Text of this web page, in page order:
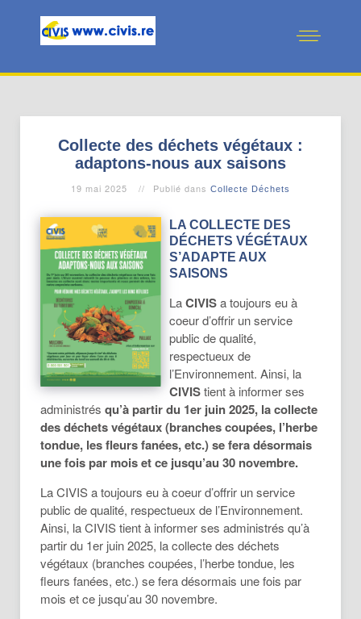
Collecte des déchets végétaux :
adaptons-nous aux saisons
19 mai 2025 Publié dans Collecte Déchets
LA COLLECTE DES
DÉCHETS VÉGÉTAUX
S’ADAPTE AUX
SAISONS
LaCIVISa toujours eu à
coeur d’offrir un service
public de qualité,
respectueux de
l’Environnement. Ainsi, la
CIVIStient à informer ses
administrés qu’à partir du 1er juin 2025, la collecte
des déchets végétaux (branches coupées, l’herbe
tondue, les fleurs fanées, etc.) se fera désormais
une fois par mois et ce jusqu’au 30 novembre.
La CIVIS a toujours eu à coeur d’offrir un service
public de qualité, respectueux de l’Environnement.
Ainsi, la CIVIS tient à informer ses administrés qu’à
partir du 1er juin 2025, la collecte des déchets
végétaux (branches coupées, l’herbe tondue, les
fleurs fanées, etc.) se fera désormais une fois par
mois et ce jusqu’au 30 novembre.